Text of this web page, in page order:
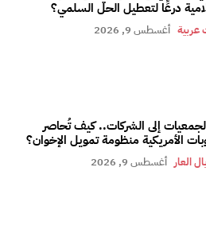
درعًا لتعطيل الحل السلمي؟
عربية أغسطس 9, 2026
إلى الشركات.. كيف تُحاصر
الأمريكية منظومة تمويل الإخوان؟
العار أغسطس 9, 2026